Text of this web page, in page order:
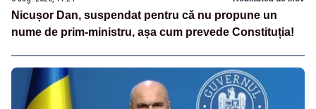
Nicușor Dan, suspendat pentru că nu propune un
nume de prim-ministru, așa cum prevede Constituția!